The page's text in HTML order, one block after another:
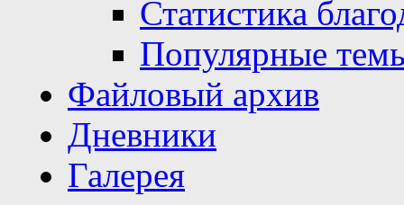
Статистика
Популярные
Файловый архив
Дневники
Галерея